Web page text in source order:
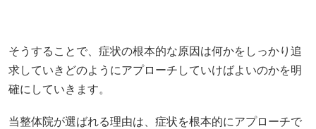
そうすることで、症状の根本的な原因は何かをしっかり追
求していきどのようにアプローチしていけばよいのかを明
確にしていきます。
当整体院が選ばれる理由は、症状を根本的にアプローチで